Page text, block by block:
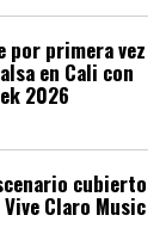
por primera vez
en Cali con
2026
cubierto
Claro Music